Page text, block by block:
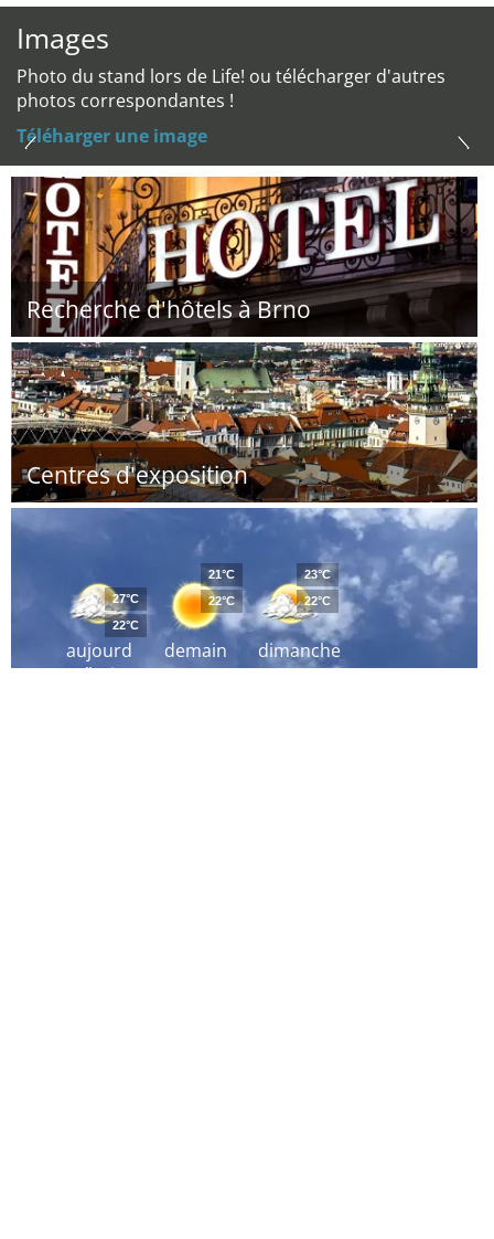
Images
Photo du stand lors de Life! ou télécharger d'autres
photos correspondantes !
Téléharger une image
Recherche d'hôtels à Brno
Centres d'exposition
aujourd
´hui
27°C
22°C
demain
21°C
22°C
dimanche
23°C
22°C